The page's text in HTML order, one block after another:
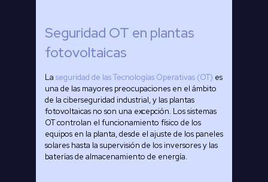
Seguridad OT en plantas
fotovoltaicas
La seguridad de las Tecnologías Operativas (OT) es
una de las mayores preocupaciones en el ámbito
de la ciberseguridad industrial, y las plantas
fotovoltaicas no son una excepción. Los sistemas
OT controlan el funcionamiento físico de los
equipos en la planta, desde el ajuste de los paneles
solares hasta la supervisión de los inversores y las
baterías de almacenamiento de energía.